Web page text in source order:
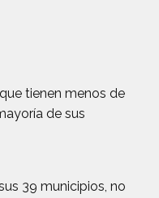
tienen menos de
de sus
39 municipios, no